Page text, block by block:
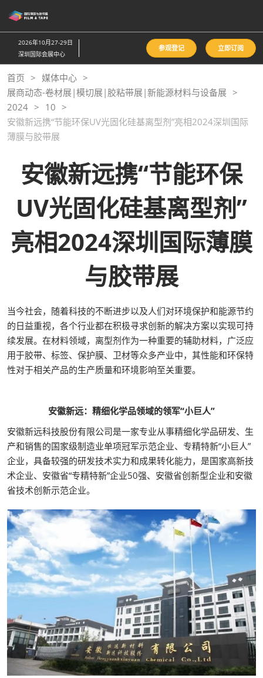
接
跳
至
内
容
2026年10月27-29日
深圳国际会展中心
参观登记 立即订阅
首页
媒体中心
展商动态-卷材展|模切展|胶粘带展|新能源材料与设备展
2024
10
安徽新远携“节能环保UV光固化硅基离型剂”亮相2024深圳国际
薄膜与胶带展
安徽新远携“节能环保
UV光固化硅基离型剂”
亮相2024深圳国际薄膜
与胶带展
当今社会，随着科技的不断进步以及人们对环境保护和能源节约
的日益重视，各个行业都在积极寻求创新的解决方案以实现可持
续发展。在材料领域，离型剂作为一种重要的辅助材料，广泛应
用于胶带、标签、保护膜、卫材等众多产业中，其性能和环保特
性对于相关产品的生产质量和环境影响至关重要。
安徽新远：精细化学品领域的领军“小巨人”
安徽新远科技股份有限公司是一家专业从事精细化学品研发、生
产和销售的国家级制造业单项冠军示范企业、专精特新“小巨人”
企业，具备较强的研发技术实力和成果转化能力，是国家高新技
术企业、安徽省“专精特新”企业50强、安徽省创新型企业和安徽
省技术创新示范企业。